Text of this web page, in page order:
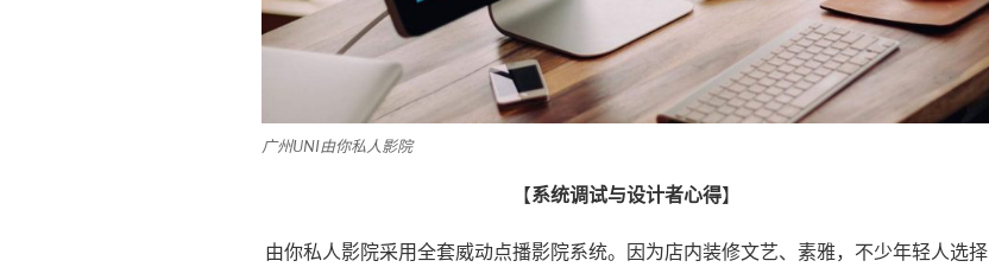
广州UNI由你私人影院
【系统调试与设计者心得】
由你私人影院采用全套威动点播影院系统。因为店内装修文艺、素雅，不少年轻人选择